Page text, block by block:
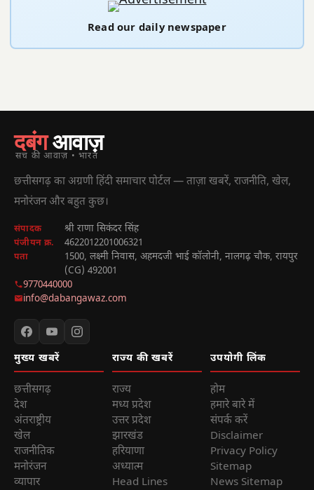
Read our daily newspaper
दबंगआवाज़
सच की आवाज़ • भारत
छत्तीसगढ़ का अग्रणी हिंदी समाचार पोर्टल — ताज़ा खबरें, राजनीति, खेल,
मनोरंजन और बहुत कुछ।
संपादक श्री राणा सिकंदर सिंह
पंजीयन क्र. 4622012201006321
पता
1500, लक्ष्मी निवास, अहमदजी भाई कॉलोनी, नालगढ़ चौक, रायपुर
(CG) 492001
9770440000
info@dabangawaz.com
मुख्य खबरें
छत्तीसगढ़
देश
अंतराष्ट्रीय
खेल
राजनीतिक
मनोरंजन
व्यापार
राज्य की खबरें
राज्य
मध्य प्रदेश
उत्तर प्रदेश
झारखंड
हरियाणा
अध्यात्म
Head Lines
उपयोगी लिंक
होम
हमारे बारे में
संपर्क करें
Disclaimer
Privacy Policy
Sitemap
News Sitemap